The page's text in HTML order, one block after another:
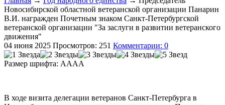
Новосибирской областной ветеранской организации Панарин
В.И. награжден Почетным знаком Санкт-Петербургской
ветеранской организации "За заслуги в развитии ветеранского
движения"
04 июня 2025 Просмотров: 251 Комментарии: 0
Размер шрифта: AAAA
В ходе визита делегации ветеранов Санкт-Петербурга в